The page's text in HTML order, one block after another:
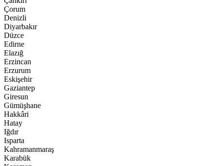
Çorum
Denizli
Diyarbakır
Düzce
Edirne
Elazığ
Erzincan
Erzurum
Eskişehir
Gaziantep
Giresun
Gümüşhane
Hakkâri
Hatay
Iğdır
Isparta
Kahramanmaraş
Karabük